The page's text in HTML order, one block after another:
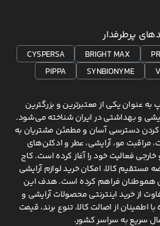
پرطرفدار
BRIGHT MAX
CYSPERSA
SYNBIONYME
PIPPA
عنوان یکی از معتبرترین و بزرگترین
و بهداشتی در ایران شناخته می‌شود.
دسترسی آسان و مطمئن مشتریان به
مراقبت مو، آرایشی، عطر و ادکلن‌های
خارجی فعالیت خود را آغاز کرده است. کاج
کالا، امکان خرید لوازم آرایشی
هموطنان فراهم کرده است. هدف این
از خرید اینترنتی محصولات آرایشی و
از اصالت کالا، تنوع برند، قیمت
سریع به سراسر کشور.